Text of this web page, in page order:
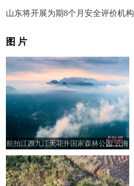
山东将开展为期8个月安全评价机
图 片
航拍江西九江天花井国家森林公园 云海
翻腾景色壮美